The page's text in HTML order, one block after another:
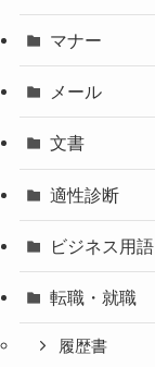
マナー
メール
文書
適性診断
ビジネス用語
転職・就職
履歴書